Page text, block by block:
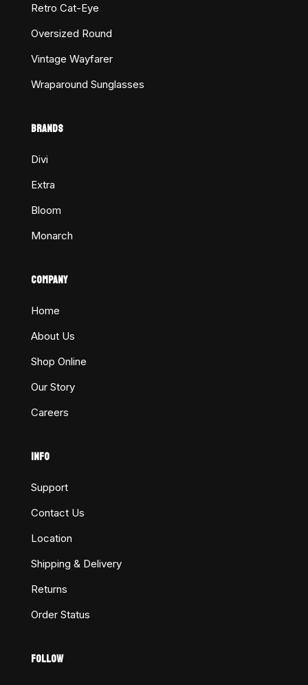
Retro Cat-Eye
Oversized Round
Vintage Wayfarer
Wraparound Sunglasses
BRANDS
Divi
Extra
Bloom
Monarch
COMPANY
Home
About Us
Shop Online
Our Story
Careers
INFO
Support
Contact Us
Location
Shipping & Delivery
Returns
Order Status
FOLLOW